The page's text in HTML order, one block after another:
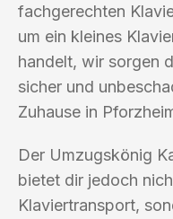
fachgerechten
um ein kleines
handelt, wir sorgen
sicher und
Zuhause in
Der Umzugskönig
bietet dir jedoch
Klaviertransport,